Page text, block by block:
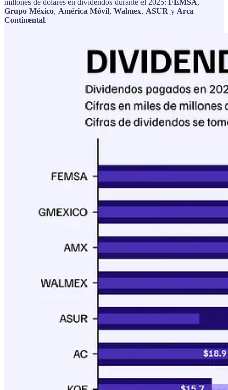
millones de dólares en dividendos durante el 2025: FEMSA,
Grupo México, América Móvil, Walmex, ASUR y Arca
Continental.